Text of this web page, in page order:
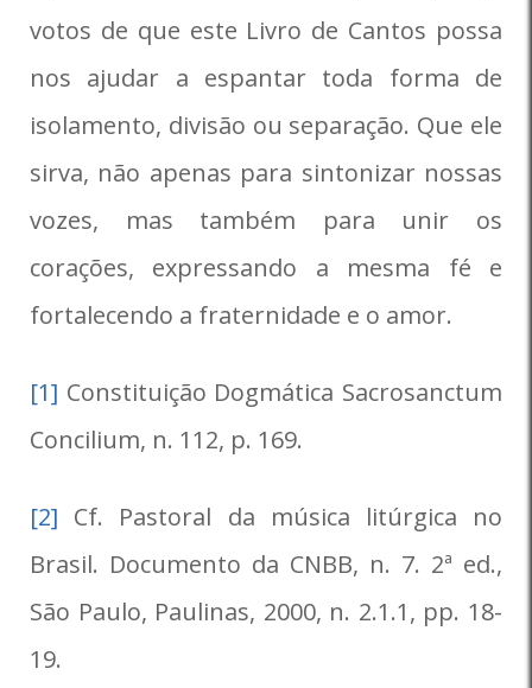
votos de que este Livro de Cantos possa
nos ajudar a espantar toda forma de
isolamento, divisão ou separação. Que ele
sirva, não apenas para sintonizar nossas
vozes, mas também para unir os
corações, expressando a mesma fé e
fortalecendo a fraternidade e o amor.
[1] Constituição Dogmática Sacrosanctum
Concilium, n. 112, p. 169.
[2] Cf. Pastoral da música litúrgica no
Brasil. Documento da CNBB, n. 7. 2ª ed.,
São Paulo, Paulinas, 2000, n. 2.1.1, pp. 18-
19.